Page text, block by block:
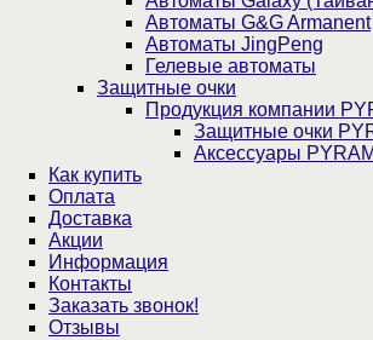
Автоматы G&G Armanent
Автоматы JingPeng
Гелевые автоматы
Защитные очки
Продукция компании
Защитные очки
Аксессуары
Как купить
Оплата
Доставка
Акции
Информация
Контакты
Заказать звонок!
Отзывы